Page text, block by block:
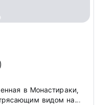
в Монастираки,
видом на